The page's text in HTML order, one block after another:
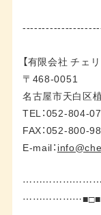
【有限会社 チェ
〒468-0051
名古屋市天白区
TEL：052-804-
FAX：052-800-
E-mail：
………………■□■